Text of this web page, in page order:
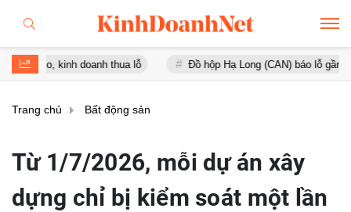
kinh doanh thua lỗ Đồ hộp Hạ Long (CAN) báo lỗ gần 16 tỷ
Trang chủ Bất động sản
Từ 1/7/2026, mỗi dự án xây
dựng chỉ bị kiểm soát một lần